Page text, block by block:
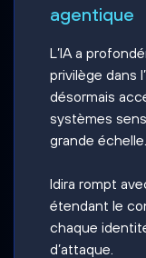
agentique
L’IA a
privilège dans
désormais
systèmes
grande échelle.
Idira rompt
étendant le
chaque
d’attaque.